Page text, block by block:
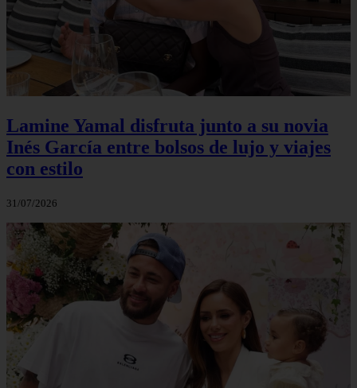
Lamine Yamal disfruta junto a su novia
Inés García entre bolsos de lujo y viajes
con estilo
31/07/2026